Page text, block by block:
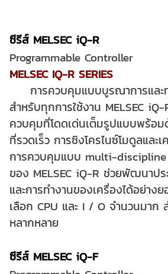
ซีรีส์ MELSEC iQ-R
Programmable Controller
MELSEC IQ-R SERIES
การควบคุมแบบบูรณาการและ
สำหรับทุกการใช้งาน MELSEC
ควบคุมที่โดดเด่นเต็มรูปแบบพร้อม
ที่รวดเร็ว การซิงโครไนซ์โมดูลและ
การควบคุมแบบ multi-
ของ MELSEC iQ-R ช่วยพัฒนาป
และการทำงานของเครื่องได้อย่าง
เลือก CPU และ I / O จำนวนมาก
หลากหลาย
ซีรีส์ MELSEC iQ-F